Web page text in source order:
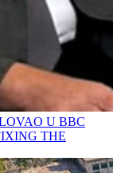
U BBC
THE